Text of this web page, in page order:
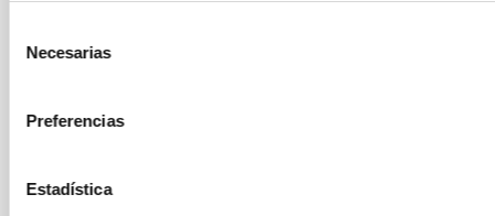
Necesarias
Preferencias
Estadística
Instituto de Astrofísica de Canarias (IAC)
Sr. Helmut
Científico/a Titular OPIS